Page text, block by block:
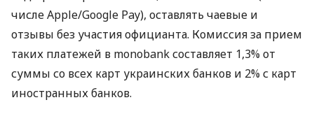
числе Apple/Google Pay), оставлять чаевые и
отзывы без участия официанта. Комиссия за прием
таких платежей в monobank составляет 1,3% от
суммы со всех карт украинских банков и 2% с карт
иностранных банков.